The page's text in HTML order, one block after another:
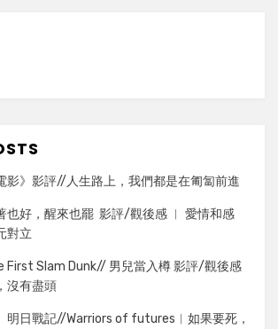
影》影評//人生路上，我們都是在匍匐前進
也好，醒來也罷 影評/觀後感 ︳ 愛情和感
對立
First Slam Dunk// 男兒當入樽 影評/觀後感
沒有盡頭
明日戰記//Warriors of futures︳如果要死，